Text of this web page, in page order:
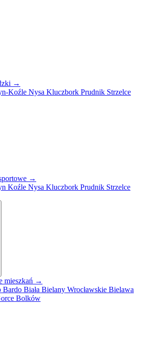
→
Koźle Nysa Kluczbork Prudnik Strzelce
→
Koźle Nysa Kluczbork Prudnik Strzelce
mieszkań →
Bardo Biała Bielany Wrocławskie Bielawa
Bolków